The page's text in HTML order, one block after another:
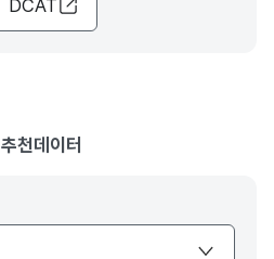
DCAT
추천데이터